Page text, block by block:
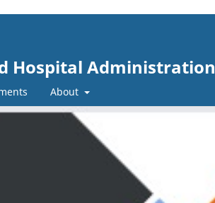
Hospital Administration
About